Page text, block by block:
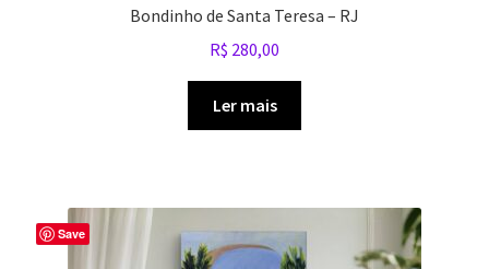
Bondinho de Santa Teresa – RJ
R$ 280,00
Ler mais
Save